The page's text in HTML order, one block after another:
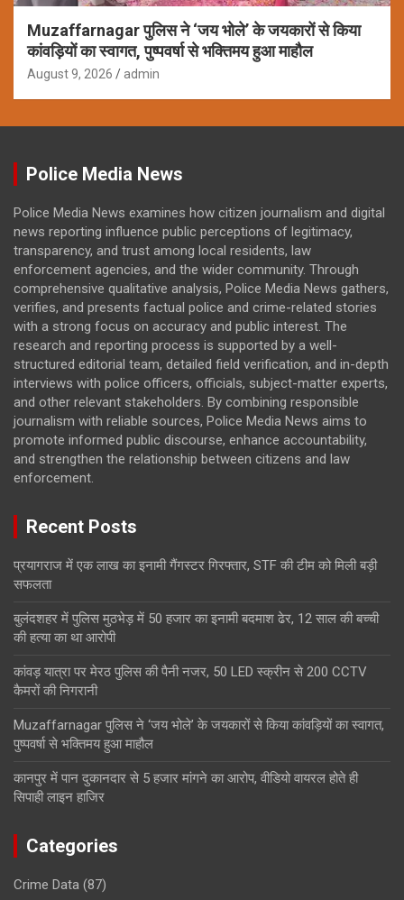
Muzaffarnagar पुलिस ने ‘जय भोले’ के जयकारों से किया
कांवड़ियों का स्वागत, पुष्पवर्षा से भक्तिमय हुआ माहौल
August 9, 2026 admin
Police Media News
Police Media News examines how citizen journalism and digital
news reporting influence public perceptions of legitimacy,
transparency, and trust among local residents, law
enforcement agencies, and the wider community. Through
comprehensive qualitative analysis, Police Media News gathers,
verifies, and presents factual police and crime-related stories
with a strong focus on accuracy and public interest. The
research and reporting process is supported by a well-
structured editorial team, detailed field verification, and in-depth
interviews with police officers, officials, subject-matter experts,
and other relevant stakeholders. By combining responsible
journalism with reliable sources, Police Media News aims to
promote informed public discourse, enhance accountability,
and strengthen the relationship between citizens and law
enforcement.
Recent Posts
प्रयागराज में एक लाख का इनामी गैंगस्टर गिरफ्तार, STF की टीम को मिली बड़ी
सफलता
बुलंदशहर में पुलिस मुठभेड़ में 50 हजार का इनामी बदमाश ढेर, 12 साल की बच्ची
की हत्या का था आरोपी
कांवड़ यात्रा पर मेरठ पुलिस की पैनी नजर, 50 LED स्क्रीन से 200 CCTV
कैमरों की निगरानी
Muzaffarnagar पुलिस ने ‘जय भोले’ के जयकारों से किया कांवड़ियों का स्वागत,
पुष्पवर्षा से भक्तिमय हुआ माहौल
कानपुर में पान दुकानदार से 5 हजार मांगने का आरोप, वीडियो वायरल होते ही
सिपाही लाइन हाजिर
Categories
Crime Data (87)